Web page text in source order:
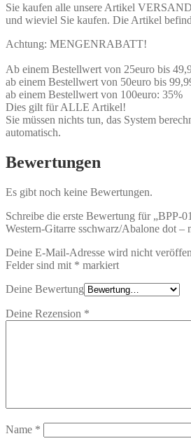
Sie kaufen alle unsere Artikel
und wieviel Sie kaufen. Die Artikel
Achtung: MENGENRABATT!
Ab einem Bestellwert von 25euro bis
ab einem Bestellwert von 50euro bis
ab einem Bestellwert von 100euro: 35%
Dies gilt für ALLE Artikel!
Sie müssen nichts tun, das System
automatisch.
Bewertungen
Es gibt noch keine Bewertungen.
Schreibe die erste Bewertung für
Western-Gitarre sschwarz/Abalone dot –
Deine E-Mail-Adresse wird nicht
Felder sind mit * markiert
Deine Bewertung
Deine Rezension *
Name *